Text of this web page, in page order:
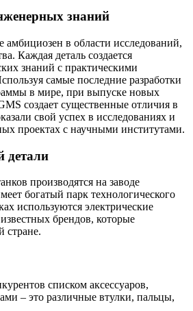
знаний
амбициозен в области исследований,
Каждая деталь создается
знаний с практическими
самые последние разработки
в мире, при выпуске новых
создает существенные отличия в
свой успех в исследованиях и
проектах с научными институтами.
детали
производятся на заводе
богатый парк технологического
используются электрические
брендов, которые
стране.
списком аксессуаров,
– это различные втулки, пальцы,